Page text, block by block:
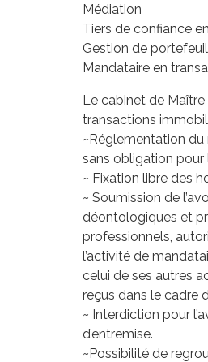
Médiation
Tiers de confiance
Gestion de
Mandataire en
Le cabinet de
transactions
~Réglementation
sans obligation pour
~ Fixation libre des
~ Soumission de
déontologiques et
professionnels,
l’activité de
celui de ses autres
reçus dans le cadre
~ Interdiction pour
d’entremise.
~Possibilité de